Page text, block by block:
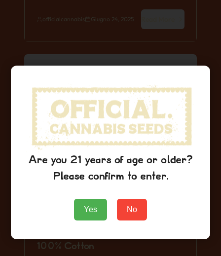
officialcannabis Giugno 24, 2025
100% Cotton
Are you 21 years of age or older?
Please confirm to enter.
Yes No